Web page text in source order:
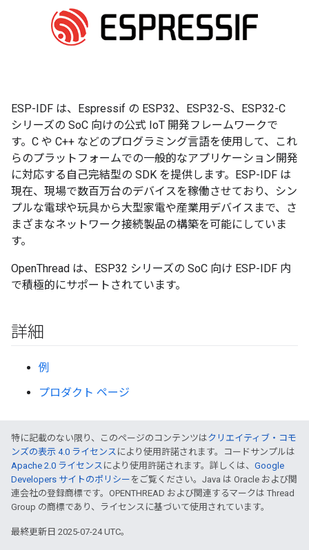
ESP-IDF は、Espressif の ESP32、ESP32-S、ESP32-C
シリーズの SoC 向けの公式 IoT 開発フレームワークで
す。C や C++ などのプログラミング言語を使用して、これ
らのプラットフォームでの一般的なアプリケーション開発
に対応する自己完結型の SDK を提供します。ESP-IDF は
現在、現場で数百万台のデバイスを稼働させており、シン
プルな電球や玩具から大型家電や産業用デバイスまで、さ
まざまなネットワーク接続製品の構築を可能にしていま
す。
OpenThread は、ESP32 シリーズの SoC 向け ESP-IDF 内
で積極的にサポートされています。
詳細
例
プロダクト ページ
特に記載のない限り、このページのコンテンツはクリエイティブ・コモ
ンズの表示 4.0 ライセンス により使用許諾されます。コードサンプルは
Apache 2.0 ライセンス により使用許諾されます。詳しくは、 Google
Developers サイトのポリシー をご覧ください。Java は Oracle および関
連会社の登録商標です。OPENTHREAD および関連するマークは Thread
Group の商標であり、ライセンスに基づいて使用されています。
最終更新日 2025-07-24 UTC。